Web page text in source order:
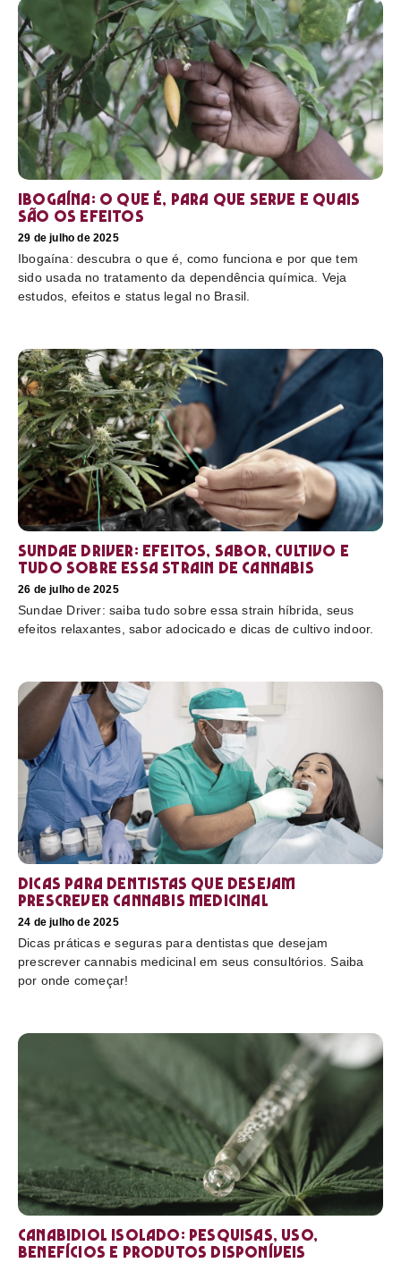
Ibogaína: o que é, para que serve e quais
são os efeitos
29 de julho de 2025
Ibogaína: descubra o que é, como funciona e por que tem
sido usada no tratamento da dependência química. Veja
estudos, efeitos e status legal no Brasil.
Sundae Driver: efeitos, sabor, cultivo e
tudo sobre essa strain de cannabis
26 de julho de 2025
Sundae Driver: saiba tudo sobre essa strain híbrida, seus
efeitos relaxantes, sabor adocicado e dicas de cultivo indoor.
Dicas para dentistas que desejam
prescrever cannabis medicinal
24 de julho de 2025
Dicas práticas e seguras para dentistas que desejam
prescrever cannabis medicinal em seus consultórios. Saiba
por onde começar!
Canabidiol Isolado: pesquisas, uso,
benefícios e produtos disponíveis